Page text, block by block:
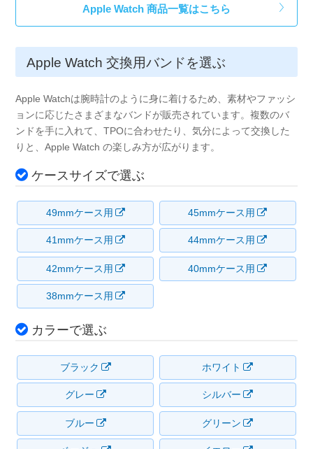
Apple Watch 商品一覧はこちら
Apple Watch 交換用バンドを選ぶ
Apple Watchは腕時計のように身に着けるため、素材やファッシ
ョンに応じたさまざまなバンドが販売されています。複数のバ
ンドを手に入れて、TPOに合わせたり、気分によって交換した
りと、Apple Watch の楽しみ方が広がります。
ケースサイズで選ぶ
49mmケース用 45mmケース用
41mmケース用 44mmケース用
42mmケース用 40mmケース用
38mmケース用
カラーで選ぶ
ブラック ホワイト
グレー シルバー
ブルー グリーン